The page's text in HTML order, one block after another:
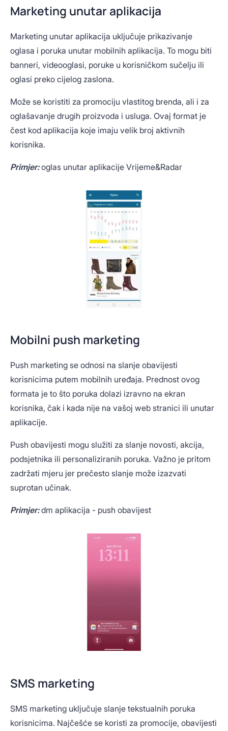
Marketing unutar aplikacija
Marketing unutar aplikacija uključuje prikazivanje
oglasa i poruka unutar mobilnih aplikacija. To mogu biti
banneri, videooglasi, poruke u korisničkom sučelju ili
oglasi preko cijelog zaslona.
Može se koristiti za promociju vlastitog brenda, ali i za
oglašavanje drugih proizvoda i usluga. Ovaj format je
čest kod aplikacija koje imaju velik broj aktivnih
korisnika.
Primjer: oglas unutar aplikacije Vrijeme&Radar
Mobilni push marketing
Push marketing se odnosi na slanje obavijesti
korisnicima putem mobilnih uređaja. Prednost ovog
formata je to što poruka dolazi izravno na ekran
korisnika, čak i kada nije na vašoj web stranici ili unutar
aplikacije.
Push obavijesti mogu služiti za slanje novosti, akcija,
podsjetnika ili personaliziranih poruka. Važno je pritom
zadržati mjeru jer prečesto slanje može izazvati
suprotan učinak.
Primjer:dm aplikacija - push obavijest
SMS marketing
SMS marketing uključuje slanje tekstualnih poruka
korisnicima. Najčešće se koristi za promocije, obavijesti